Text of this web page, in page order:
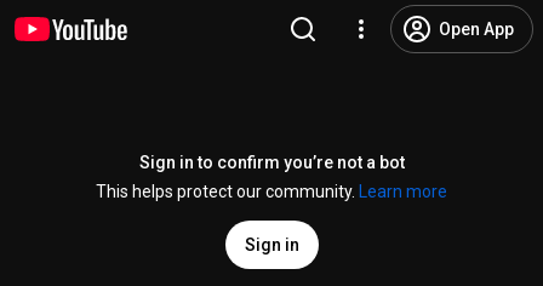
Open App
Sign in to confirm you’re not a bot
This helps protect our community.
Learn more
Sign in